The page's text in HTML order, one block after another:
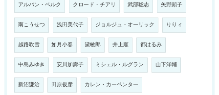
アルバン・ベルク クロード・チアリ 武部聡志 矢野顕子
南こうせつ 浅田美代子 ジョルジュ・オーリック りりィ
越路吹雪 如月小春 黛敏郎 井上順 都はるみ
中島みゆき 安川加壽子 ミシェル・ルグラン 山下洋輔
新沼謙治 田原俊彦 カレン・カーペンター